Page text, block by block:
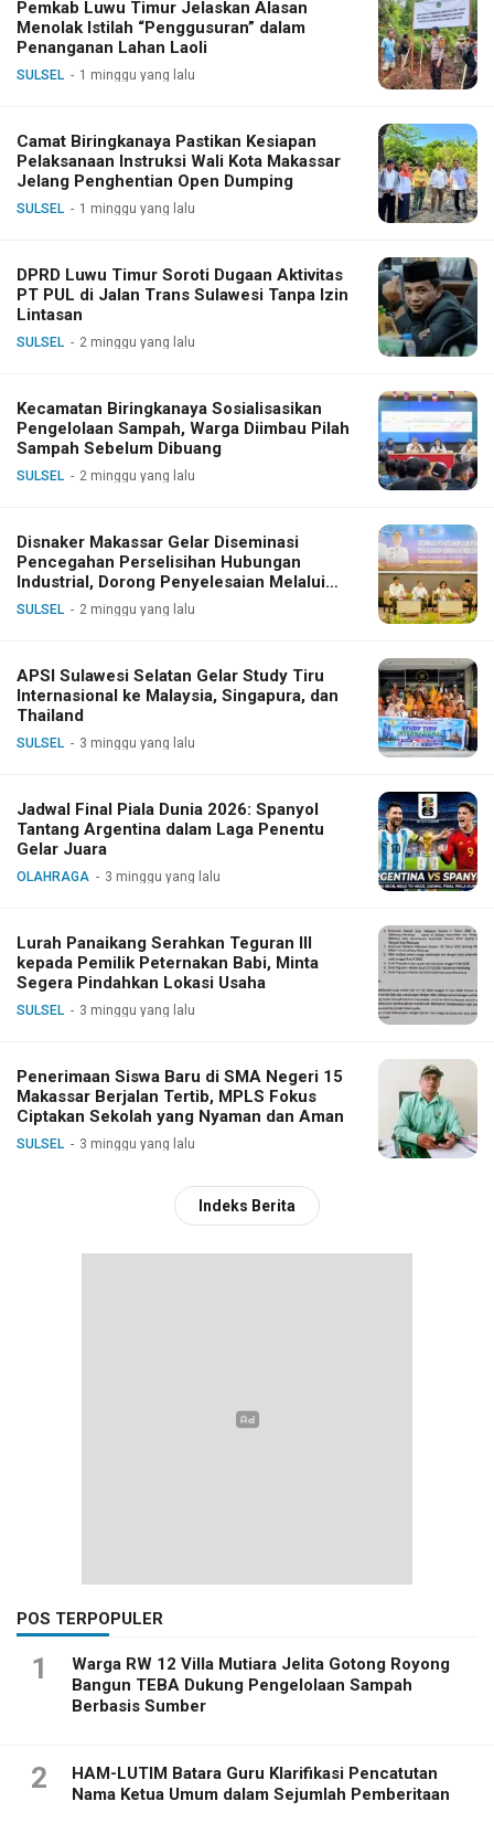
Pemkab Luwu Timur Jelaskan Alasan
Menolak Istilah “Penggusuran” dalam
Penanganan Lahan Laoli
SULSEL 1 minggu yang lalu
Camat Biringkanaya Pastikan Kesiapan
Pelaksanaan Instruksi Wali Kota Makassar
Jelang Penghentian Open Dumping
SULSEL 1 minggu yang lalu
DPRD Luwu Timur Soroti Dugaan Aktivitas
PT PUL di Jalan Trans Sulawesi Tanpa Izin
Lintasan
SULSEL 2 minggu yang lalu
Kecamatan Biringkanaya Sosialisasikan
Pengelolaan Sampah, Warga Diimbau Pilah
Sampah Sebelum Dibuang
SULSEL 2 minggu yang lalu
Disnaker Makassar Gelar Diseminasi
Pencegahan Perselisihan Hubungan
Industrial, Dorong Penyelesaian Melalui
Dialog
SULSEL 2 minggu yang lalu
APSI Sulawesi Selatan Gelar Study Tiru
Internasional ke Malaysia, Singapura, dan
Thailand
SULSEL 3 minggu yang lalu
Jadwal Final Piala Dunia 2026: Spanyol
Tantang Argentina dalam Laga Penentu
Gelar Juara
OLAHRAGA 3 minggu yang lalu
Lurah Panaikang Serahkan Teguran III
kepada Pemilik Peternakan Babi, Minta
Segera Pindahkan Lokasi Usaha
SULSEL 3 minggu yang lalu
Penerimaan Siswa Baru di SMA Negeri 15
Makassar Berjalan Tertib, MPLS Fokus
Ciptakan Sekolah yang Nyaman dan Aman
SULSEL 3 minggu yang lalu
Indeks Berita
POS TERPOPULER
1
Warga RW 12 Villa Mutiara Jelita Gotong Royong
Bangun TEBA Dukung Pengelolaan Sampah
Berbasis Sumber
2
HAM-LUTIM Batara Guru Klarifikasi Pencatutan
Nama Ketua Umum dalam Sejumlah Pemberitaan